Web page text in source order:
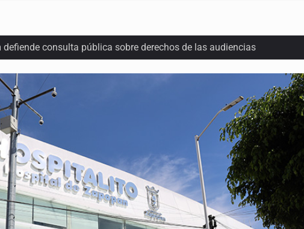
defiende consulta pública sobre derechos de las audiencias
regularización de escuelas militarizadas
abre la puerta al fracking en México
que restos de un cohete de SpaceX impactaron en la Luna
a extrañar' regresa con una segunda temporada
a Panamá y se clasifica al Mundial sub 20
niega desacuerdo entre Trump y Hegseth por falta de municiones
ciudadano para exigir la liberación de Ernesto Ruffo